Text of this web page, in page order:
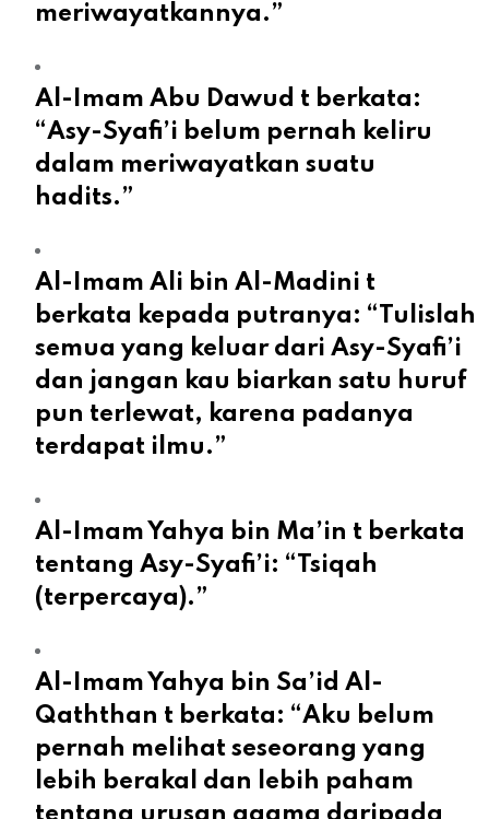
meriwayatkannya.”
Al-Imam Abu Dawud t berkata:
“Asy-Syafi’i belum pernah keliru
dalam meriwayatkan suatu
hadits.”
Al-Imam Ali bin Al-Madini t
berkata kepada putranya: “Tulislah
semua yang keluar dari Asy-Syafi’i
dan jangan kau biarkan satu huruf
pun terlewat, karena padanya
terdapat ilmu.”
Al-Imam Yahya bin Ma’in t berkata
tentang Asy-Syafi’i: “Tsiqah
(terpercaya).”
Al-Imam Yahya bin Sa’id Al-
Qaththan t berkata: “Aku belum
pernah melihat seseorang yang
lebih berakal dan lebih paham
tentang urusan agama daripada